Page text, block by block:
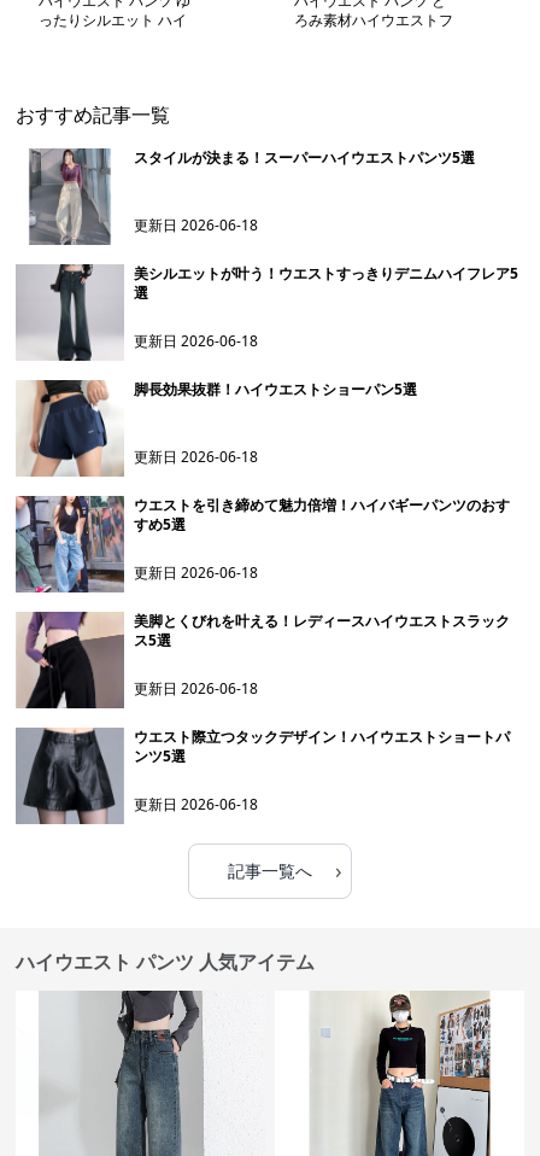
ったりシルエット ハイ
ろみ素材ハイウエストフ
おすすめ記事一覧
スタイルが決まる！スーパーハイウエストパンツ5選
更新日2026-06-18
美シルエットが叶う！ウエストすっきりデニムハイフレア5
選
更新日2026-06-18
脚長効果抜群！ハイウエストショーパン5選
更新日2026-06-18
ウエストを引き締めて魅力倍増！ハイバギーパンツのおす
すめ5選
更新日2026-06-18
美脚とくびれを叶える！レディースハイウエストスラック
ス5選
更新日2026-06-18
ウエスト際立つタックデザイン！ハイウエストショートパ
ンツ5選
更新日2026-06-18
記事一覧へ ›
ハイウエスト パンツ 人気アイテム